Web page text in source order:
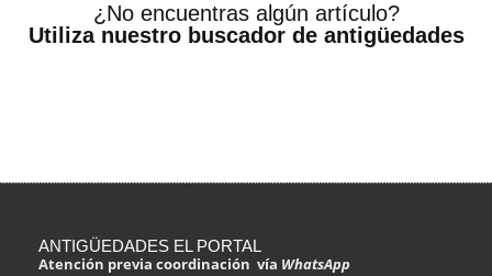
¿No encuentras algún artículo?
Utiliza nuestro buscador de antigüedades
ANTIGÜEDADES EL PORTAL
Atención previa coordinación vía WhatsApp